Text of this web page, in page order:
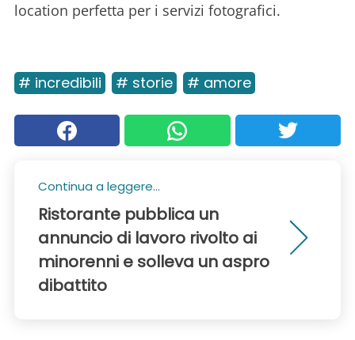
location perfetta per i servizi fotografici.
# incredibili # storie # amore
Continua a leggere...
Ristorante pubblica un
annuncio di lavoro rivolto ai
minorenni e solleva un aspro
dibattito